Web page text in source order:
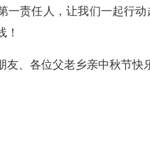
一责任人，让我们一起行
！
友、各位父老乡亲中秋节快